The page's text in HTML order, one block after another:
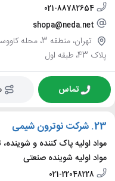
021-88782654
shopa@neda.net
تهران، منطقه
پلاک 43، طبقه اول
تماس
23. شرکت نوترون شیمی
مواد اولیه پاک کننده و شوینده،
مواد اولیه شوینده صنعتی
021-22048228